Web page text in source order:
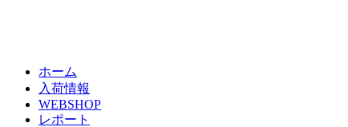
ホーム
入荷情報
WEBSHOP
レポート